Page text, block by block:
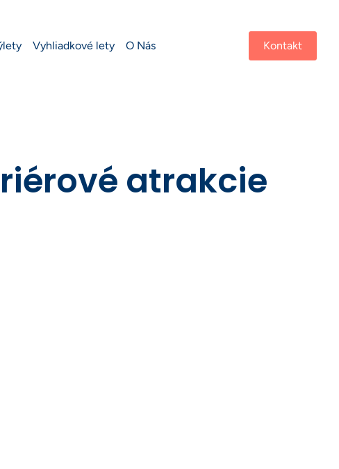
Vyhliadkové lety O Nás Kontakt
atrakcie